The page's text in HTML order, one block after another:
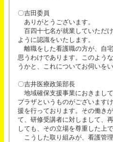
〇吉田委員
ありがとうございます。
百四十七名が就業していただ
ように認識をいたします。
離職をした看護職の方が、自
思うわけであります。このよう
うかと、これについてお伺いを
〇吉井医療政策部長
地域確保支援事業におきまし
プラザというものがございます
援を行っております。その働き
て、研修受講者に対しまして、
しても、その立場を尊重した上
こうした取り組みが、看護管